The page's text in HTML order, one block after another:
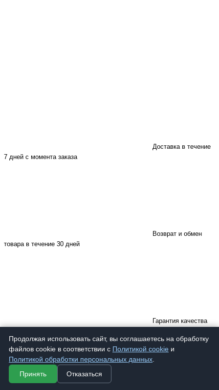
Доставка в течение
7 дней с момента заказа
Возврат и обмен
товара в течение 30 дней
Гарантия качества
Продолжая использовать сайт, вы соглашаетесь на обработку
файлов cookie в соответствии с Политикой cookie и
Политикой обработки персональных данных
Принять
Отказаться